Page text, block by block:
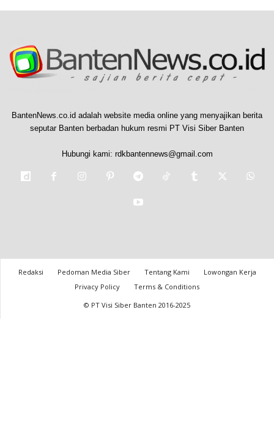
BantenNews.co.id adalah website media online yang menyajikan berita
seputar Banten berbadan hukum resmi PT Visi Siber Banten
Hubungi kami: rdkbantennews@gmail.com
Redaksi Pedoman Media Siber Tentang Kami
Lowongan Kerja
Privacy Policy
Terms & Conditions
© PT Visi Siber Banten 2016-2025